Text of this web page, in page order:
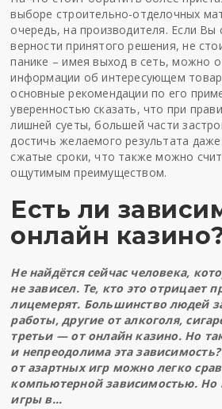
выборе строительно-отделочных
очередь, на производителя. Если Вы
верности принятого решения, не
панике – имея выход в сеть, можно
информации об интересующем
основные рекомендации по его
уверенностью сказать, что при
лишней суеты, большей части
достичь желаемого результата
сжатые сроки, что также можно
ощутимым преимуществом.
Есть ли
онлайн
Не найдётся сейчас человека,
не зависел. Те, кто это отрицает
лицемерят. Большинство людей
работы, другие от алкоголя,
третьи — от онлайн казино. Но
и непреодолима эта
от азартных игр можно легко
компьютерной зависимостью.
игры в…